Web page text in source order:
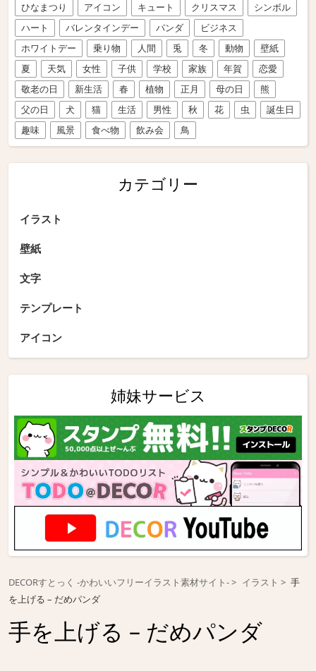
ひなまつり アイコン キュート クリスマス
シンボル
ハート
バレンタインデー パンダ
ビジネス
ホワイトデー
乗り物 人間 兎 冬 動物
壁紙
夏
天気 女性 子供 学校 家族 年賀
恋愛
敬老の日
新生活 春 植物 正月 母の日
熊
父の日
犬 猫 生活 男性 秋 花 虫
誕生日
趣味
風景 食べ物 飲み会 鳥
カテゴリー
イラスト
壁紙
文字
テンプレート
アイコン
姉妹サービス
DECORすとっく -かわいいフリーイラスト素材サイト- イラスト
手
を上げる – だめパンダ
手を上げる – だめパンダ